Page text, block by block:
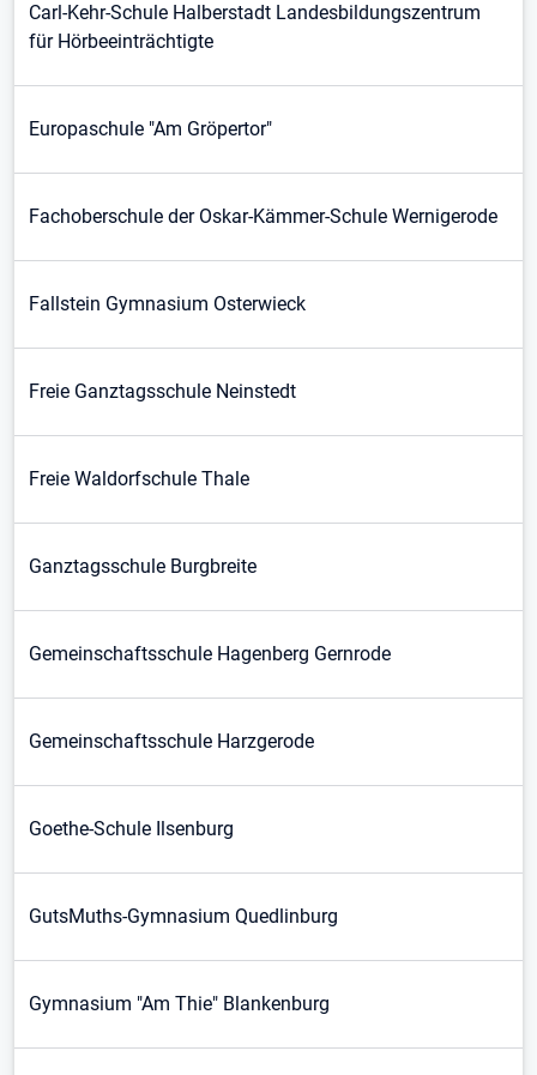
Carl-Kehr-Schule Halberstadt Landesbildungszentrum
für Hörbeeinträchtigte
Europaschule "Am Gröpertor"
Fachoberschule der Oskar-Kämmer-Schule Wernigerode
Fallstein Gymnasium Osterwieck
Freie Ganztagsschule Neinstedt
Freie Waldorfschule Thale
Ganztagsschule Burgbreite
Gemeinschaftsschule Hagenberg Gernrode
Gemeinschaftsschule Harzgerode
Goethe-Schule Ilsenburg
GutsMuths-Gymnasium Quedlinburg
Gymnasium "Am Thie" Blankenburg